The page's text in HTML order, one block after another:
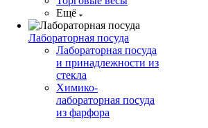
Ещё
Лабораторная посуда
Лабораторная посуда
и принадлежности из
стекла
Химико-
лабораторная посуда
из фарфора